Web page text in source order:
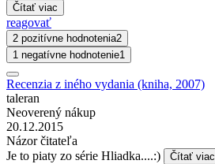
Čítať viac
reagovať
2 pozitívne hodnotenia2
1 negatívne hodnotenie1
Recenzia z iného vydania (kniha, 2007)
taleran
Neoverený nákup
20.12.2015
Názor čitateľa
Je to piaty zo série Hliadka....:)
Čítať viac